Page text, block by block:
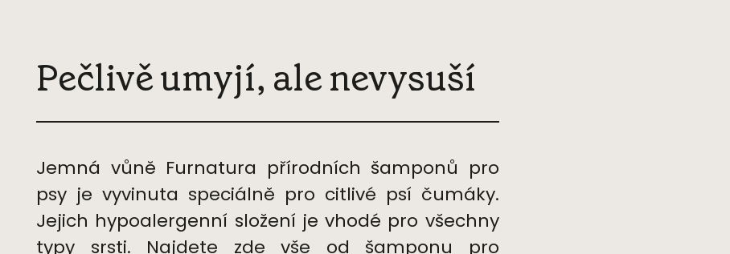
Pečlivě umyjí, ale nevysuší
Jemná vůně Furnatura přírodních šamponů pro
psy je vyvinuta speciálně pro citlivé psí čumáky.
Jejich hypoalergenní složení je vhodé pro všechny
typy srsti. Najdete zde vše od šamponu pro